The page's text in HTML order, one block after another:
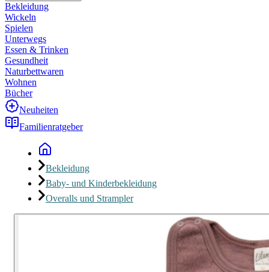
Bekleidung
Wickeln
Spielen
Unterwegs
Essen & Trinken
Gesundheit
Naturbettwaren
Wohnen
Bücher
Neuheiten
Familienratgeber
Bekleidung
Baby- und Kinderbekleidung
Overalls und Strampler